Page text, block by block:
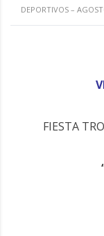
DEPORTIVOS –
FIESTA